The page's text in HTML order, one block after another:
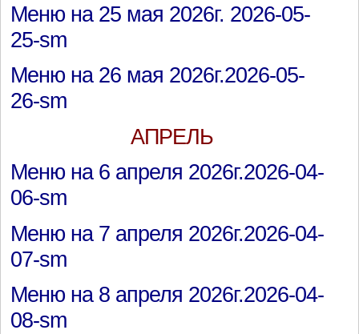
Меню на 25 мая 2026г. 2026-05-
25-sm
Меню на 26 мая 2026г.2026-05-
26-sm
АПРЕЛЬ
Меню на 6 апреля 2026г.2026-04-
06-sm
Меню на 7 апреля 2026г.2026-04-
07-sm
Меню на 8 апреля 2026г.2026-04-
08-sm